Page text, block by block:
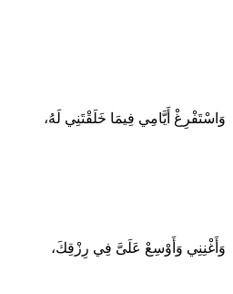
وَاسْتَفْرِغْ أَيَّامِي فِيمَا خَلَقْتَنِي لَهُ،
وَأَغْنِنِي وَأَوْسِعْ عَلَىَّ فِي رِزْقِكَ،